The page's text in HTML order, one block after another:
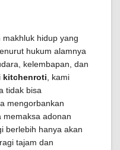
hidup yang
hukum alamnya
kelembapan, dan
kitchenroti , kami
tidak bisa
mengorbankan
memaksa adonan
berlebih hanya akan
tajam dan